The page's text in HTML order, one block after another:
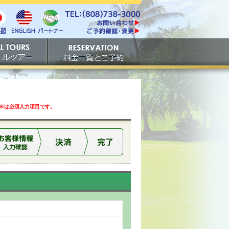
English パート
電話番号は808-738-
3000。ファックスは808-
738-3001。
https://www.tachibana.com/contact/
ご予約確認・変更
ご予約
必須入力項目です。